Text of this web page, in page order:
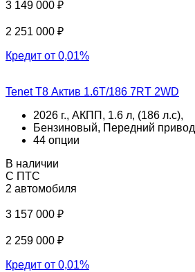
3 149 000 ₽
2 251 000 ₽
Кредит от 0,01%
Tenet T8 Актив 1.6T/186 7RT 2WD
2026 г., АКПП, 1.6 л, (186 л.с),
Бензиновый, Передний привод
44 опции
В наличии
С ПТС
2 автомобиля
3 157 000 ₽
2 259 000 ₽
Кредит от 0,01%